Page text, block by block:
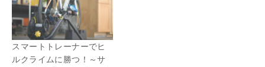
スマートトレーナーでヒ
ルクライムに勝つ！～サ